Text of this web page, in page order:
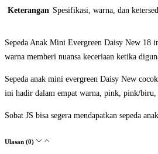
Keterangan Spesifikasi, warna, dan
Sepeda Anak Mini Evergreen Daisy New 18
warna memberi nuansa keceriaan ketika
Sepeda anak mini evergreen Daisy New
ini hadir dalam empat warna, pink, pink/
Sobat JS bisa segera mendapatkan sepeda
Ulasan (0)